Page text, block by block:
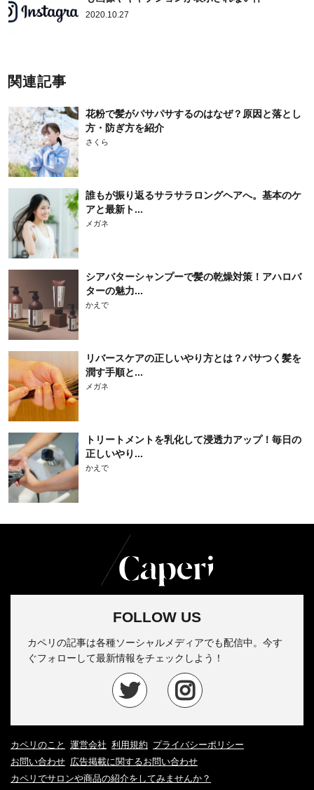
2020.10.27
関連記事
花粉で髪がパサパサするのはなぜ？原因と落とし
方・防ぎ方を紹介
さくら
誰もが振り返るサラサラロングヘアへ。基本のケ
アと最新ト...
メガネ
シアバターシャンプーで髪の乾燥対策！アハロバ
ターの魅力...
かえで
リバースケアの正しいやり方とは？パサつく髪を
潤す手順と...
メガネ
トリートメントを乳化して浸透力アップ！毎日の
正しいやり...
かえで
FOLLOW US
カペリの記事は各種ソーシャルメディアでも配信中。今す
ぐフォローして最新情報をチェックしよう！
カペリのこと 運営会社 利用規約 プライバシーポリシー
お問い合わせ 広告掲載に関するお問い合わせ
カペリでサロンや商品の紹介をしてみませんか？